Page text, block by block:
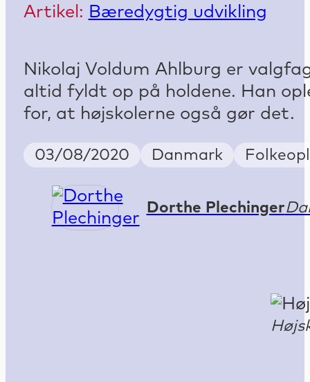
Artikel: Bæredygtig udvikling
Nikolaj Voldum Ahlburg er
altid fyldt op på holdene. Han
for, at højskolerne også gør det.
Publish Date
03/08/2020 Country
Danmark
Dorthe Plechinger